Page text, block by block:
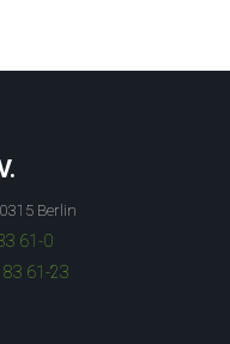
Berlin
61-0
83 61-23